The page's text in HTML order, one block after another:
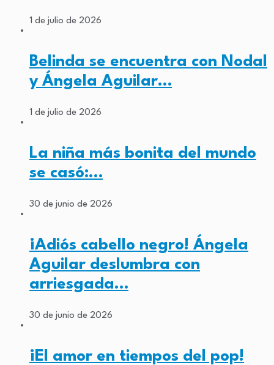
1 de julio de 2026
Belinda se encuentra con Nodal
y Ángela Aguilar…
1 de julio de 2026
La niña más bonita del mundo
se casó:…
30 de junio de 2026
¡Adiós cabello negro! Ángela
Aguilar deslumbra con
arriesgada…
30 de junio de 2026
¡El amor en tiempos del pop!